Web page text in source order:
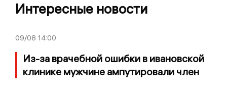
Интересные новости
09/08 14:00
Из-за врачебной ошибки в ивановской
клинике мужчине ампутировали член